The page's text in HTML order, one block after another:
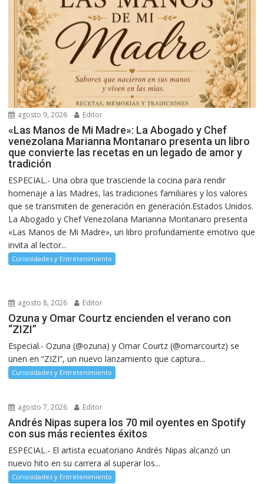
agosto 9, 2026 Editor
«Las Manos de Mi Madre»: La Abogado y Chef
venezolana Marianna Montanaro presenta un libro
que convierte las recetas en un legado de amor y
tradición
ESPECIAL.- Una obra que trasciende la cocina para rendir
homenaje a las Madres, las tradiciones familiares y los valores
que se transmiten de generación en generación.Estados Unidos.
La Abogado y Chef Venezolana Marianna Montanaro presenta
«Las Manos de Mi Madre», un libro profundamente emotivo que
invita al lector...
Curiosidades y Entretenimiento
agosto 8, 2026 Editor
Ozuna y Omar Courtz encienden el verano con
“ZIZI”
Especial.- Ozuna (@ozuna) y Omar Courtz (@omarcourtz) se
unen en “ZIZI”, un nuevo lanzamiento que captura...
Curiosidades y Entretenimiento
agosto 7, 2026 Editor
Andrés Nipas supera los 70 mil oyentes en Spotify
con sus más recientes éxitos
ESPECIAL.- El artista ecuatoriano Andrés Nipas alcanzó un
nuevo hito en su carrera al superar los...
Curiosidades y Entretenimiento